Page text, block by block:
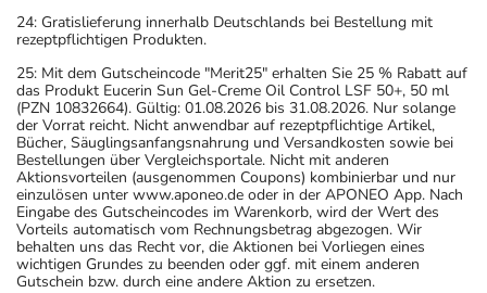
24: Gratislieferung innerhalb Deutschlands bei Bestellung mit
rezeptpflichtigen Produkten.
25: Mit dem Gutscheincode "Merit25" erhalten Sie 25 % Rabatt auf
das Produkt Eucerin Sun Gel-Creme Oil Control LSF 50+, 50 ml
(PZN 10832664). Gültig: 01.08.2026 bis 31.08.2026. Nur solange
der Vorrat reicht. Nicht anwendbar auf rezeptpflichtige Artikel,
Bücher, Säuglingsanfangsnahrung und Versandkosten sowie bei
Bestellungen über Vergleichsportale. Nicht mit anderen
Aktionsvorteilen (ausgenommen Coupons) kombinierbar und nur
einzulösen unter www.aponeo.de oder in der APONEO App. Nach
Eingabe des Gutscheincodes im Warenkorb, wird der Wert des
Vorteils automatisch vom Rechnungsbetrag abgezogen. Wir
behalten uns das Recht vor, die Aktionen bei Vorliegen eines
wichtigen Grundes zu beenden oder ggf. mit einem anderen
Gutschein bzw. durch eine andere Aktion zu ersetzen.